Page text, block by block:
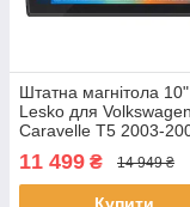
Штатна магнітола 10"
Lesko для Volkswagen
Caravelle T5 2003-
2/32Gb CarPlay 4G
GPS Prime шт.
11 499 ₴ 14 949 ₴